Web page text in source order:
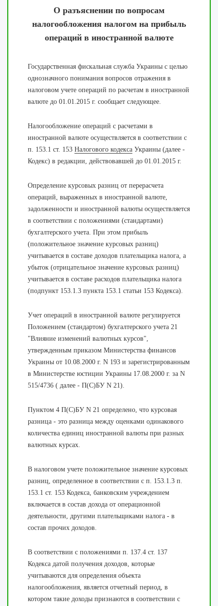
О разъяснении по вопросам
налогообложения налогом на прибыль
операций в иностранной валюте
Государственная фискальная служба Украины с целью
однозначного понимания вопросов отражения в
налоговом учете операций по расчетам в иностранной
валюте до 01.01.2015 г. сообщает следующее.
Налогообложение операций с расчетами в
иностранной валюте осуществляется в соответствии с
п. 153.1 ст. 153 Налогового кодекса Украины (далее -
Кодекс) в редакции, действовавшей до 01.01.2015 г.
Определение курсовых разниц от перерасчета
операций, выраженных в иностранной валюте,
задолженности и иностранной валюты осуществляется
в соответствии с положениями (стандартами)
бухгалтерского учета. При этом прибыль
(положительное значение курсовых разниц)
учитывается в составе доходов плательщика налога, а
убыток (отрицательное значение курсовых разниц)
учитывается в составе расходов плательщика налога
(подпункт 153.1.3 пункта 153.1 статьи 153 Кодекса).
Учет операций в иностранной валюте регулируется
Положением (стандартом) бухгалтерского учета 21
"Влияние изменений валютных курсов",
утвержденным приказом Министерства финансов
Украины от 10.08.2000 г. N 193 и зарегистрированным
в Министерстве юстиции Украины 17.08.2000 г. за N
515/4736 ( далее - П(С)БУ N 21).
Пунктом 4 П(С)БУ N 21 определено, что курсовая
разница - это разница между оценками одинакового
количества единиц иностранной валюты при разных
валютных курсах.
В налоговом учете положительное значение курсовых
разниц, определенное в соответствии с п. 153.1.3 п.
153.1 ст. 153 Кодекса, банковским учреждением
включается в состав дохода от операционной
деятельности, другими плательщиками налога - в
состав прочих доходов.
В соответствии с положениями п. 137.4 ст. 137
Кодекса датой получения доходов, которые
учитываются для определения объекта
налогообложения, является отчетный период, в
котором такие доходы признаются в соответствии с